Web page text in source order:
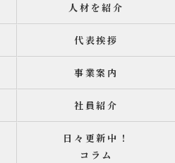
人材を紹介
代表挨拶
事業案内
社員紹介
日々更新中！
コラム